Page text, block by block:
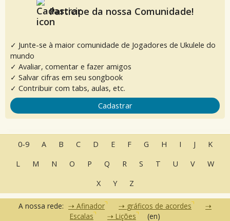
Participe da nossa Comunidade!
✓ Junte-se à maior comunidade de Jogadores de Ukulele do
mundo
✓ Avaliar, comentar e fazer amigos
✓ Salvar cifras em seu songbook
✓ Contribuir com tabs, aulas, etc.
Cadastrar
0-9 A B C D E F G H I J
K
L
M N O P Q R S T U V
W
X
Y Z
A nossa rede: Afinador
gráficos de acordes
Escalas
Lições (en)